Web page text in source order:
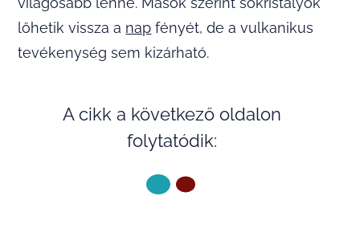
lőhetik vissza a nap fényét, de a vulkanikus
tevékenység sem kizárható.
A cikk a következő oldalon
folytatódik: